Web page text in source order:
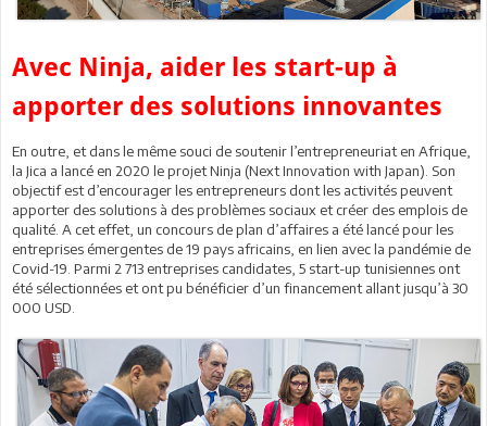
Avec Ninja, aider les start-up à
apporter des solutions innovantes
En outre, et dans le même souci de soutenir l’entrepreneuriat en Afrique,
la Jica a lancé en 2020 le projet Ninja (Next Innovation with Japan). Son
objectif est d’encourager les entrepreneurs dont les activités peuvent
apporter des solutions à des problèmes sociaux et créer des emplois de
qualité. A cet effet, un concours de plan d’affaires a été lancé pour les
entreprises émergentes de 19 pays africains, en lien avec la pandémie de
Covid-19. Parmi 2 713 entreprises candidates, 5 start-up tunisiennes ont
été sélectionnées et ont pu bénéficier d’un financement allant jusqu’à 30
000 USD.